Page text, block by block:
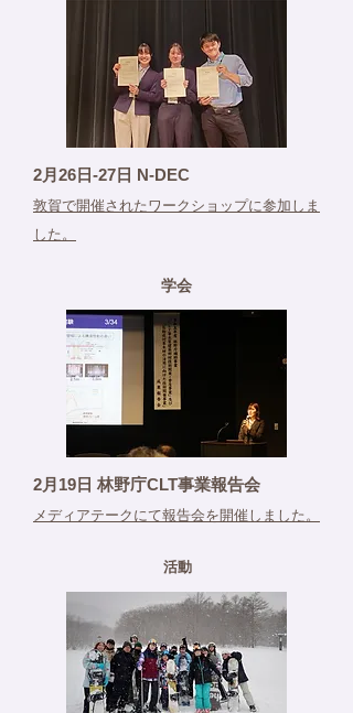
2月26日-27日 N-DEC
​敦賀で開催されたワークショップに参加しま
した。
学会
2月19日 林野庁CLT事業報告会
メディアテークにて報告会を開催しました。
活動